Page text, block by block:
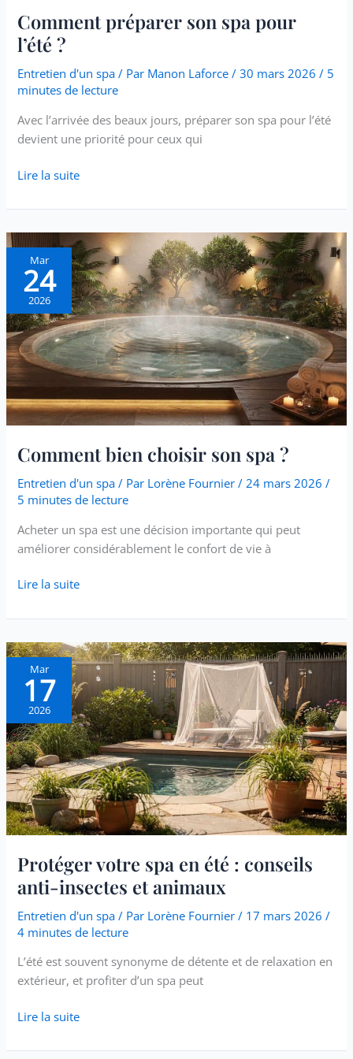
Comment préparer son spa pour
l’été ?
Entretien d'un spa / Par Manon Laforce/30 mars 2026/ 5
minutes de lecture
Avec l’arrivée des beaux jours, préparer son spa pour l’été
devient une priorité pour ceux qui
Lire la suite
Mar
24
2026
Comment bien choisir son spa ?
Entretien d'un spa / Par Lorène Fournier/ 24 mars 2026/
5 minutes de lecture
Acheter un spa est une décision importante qui peut
améliorer considérablement le confort de vie à
Comment
bien
choisir
son
spa
?
Lire la suite
Mar
17
2026
Protéger votre spa en été : conseils
anti-insectes et animaux
Entretien d'un spa / Par Lorène Fournier/ 17 mars 2026/
4 minutes de lecture
L’été est souvent synonyme de détente et de relaxation en
extérieur, et profiter d’un spa peut
Protéger
votre
spa
en
été
:
conseils
anti-
insectes
et
animaux
Lire la suite